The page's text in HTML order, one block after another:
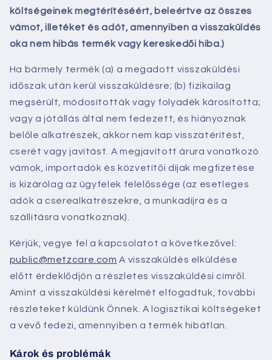
költségeinek megtérítéséért, beleértve az összes
vámot, illetéket és adót, amennyiben a visszaküldés
oka nem hibás termék vagy kereskedői hiba.)
Ha bármely termék (a) a megadott visszaküldési
időszak után kerül visszaküldésre; (b) fizikailag
megsérült, módosították vagy folyadék károsította;
vagy a jótállás által nem fedezett, és hiányoznak
belőle alkatrészek, akkor nem kap visszatérítést,
cserét vagy javítást. A megjavított árura vonatkozó
vámok, importadók és közvetítői díjak megfizetése
is kizárólag az ügyfelek felelőssége (az esetleges
adók a cserealkatrészekre, a munkadíjra és a
szállításra vonatkoznak).
Kérjük, vegye fel a kapcsolatot a következővel:
public@metzcare.com A visszaküldés elküldése
előtt érdeklődjön a részletes visszaküldési címről.
Amint a visszaküldési kérelmét elfogadtuk, további
részleteket küldünk Önnek. A logisztikai költségeket
a vevő fedezi, amennyiben a termék hibátlan.
Károk és problémák